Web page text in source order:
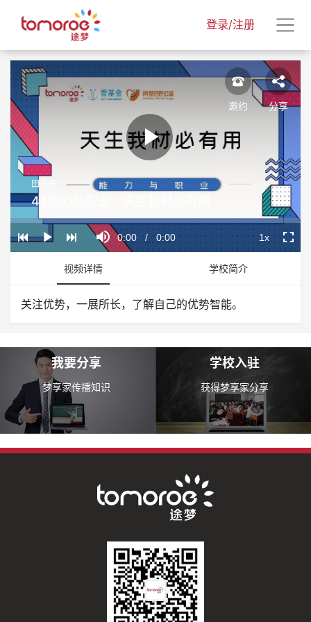
登录/注册
Play
Play
Mute
Current
0:00 / Duration
0:00
Loaded:
0%
Progress:
0%
Playback
Rate
1x
田东平
4.1能力与职业：天生我材必有用
邀约 分享
视频详情 学校简介
关注优势，一展所长，了解自己的优势智能。
我要分享
梦享家传播知识
学校入驻
获得梦享家分享